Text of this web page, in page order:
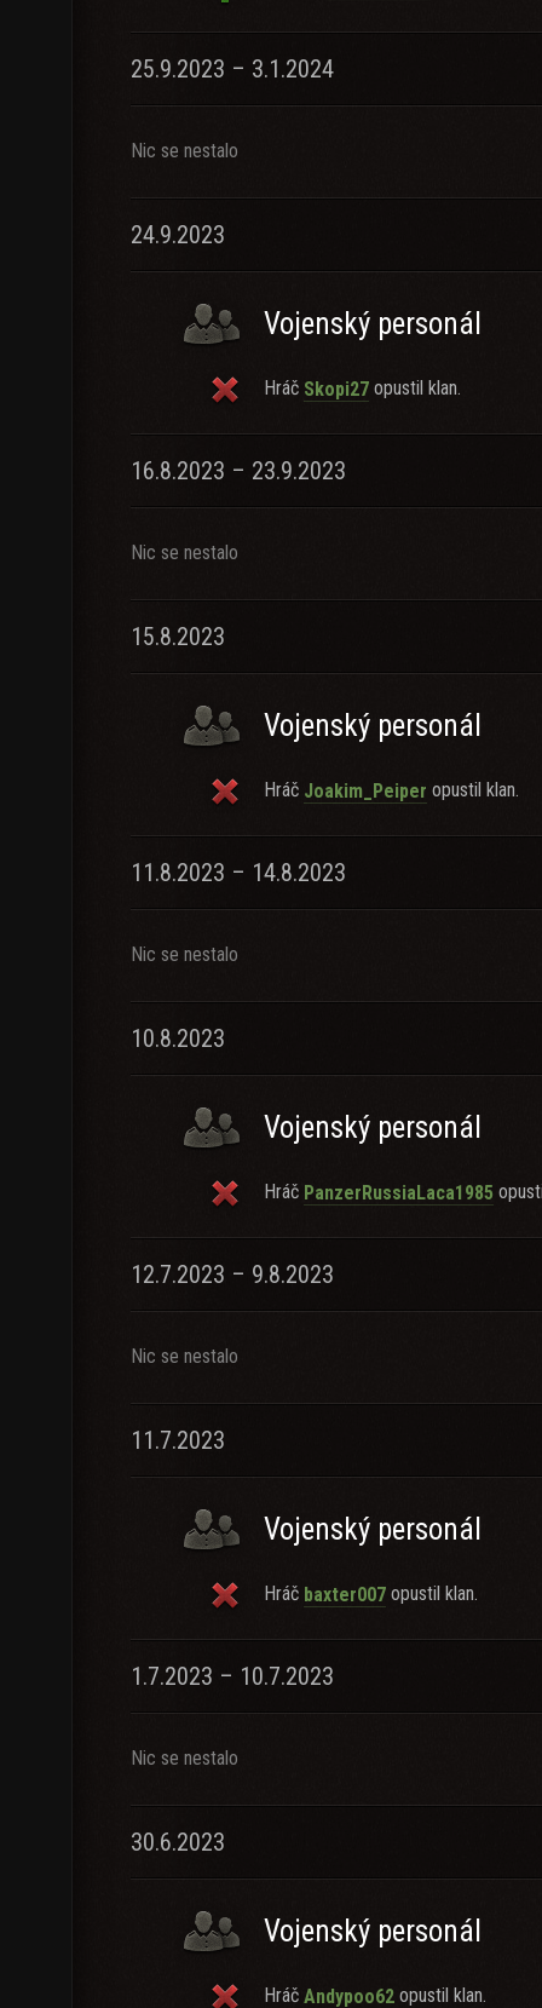
25.9.2023 – 3.1.2024
Nic se nestalo
24.9.2023
Vojenský personál
Hráč Skopi27 opustil klan.
16.8.2023 – 23.9.2023
Nic se nestalo
15.8.2023
Vojenský personál
Hráč Joakim_Peiper opustil klan.
11.8.2023 – 14.8.2023
Nic se nestalo
10.8.2023
Vojenský personál
Hráč PanzerRussiaLaca1985
12.7.2023 – 9.8.2023
Nic se nestalo
11.7.2023
Vojenský personál
Hráč baxter007 opustil klan.
1.7.2023 – 10.7.2023
Nic se nestalo
30.6.2023
Vojenský personál
Hráč Andypoo62 opustil klan.